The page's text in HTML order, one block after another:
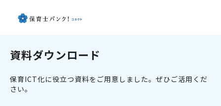
資料ダウンロード
保育ICT化に役立つ資料をご用意しました。ぜひご活用くだ
さい。